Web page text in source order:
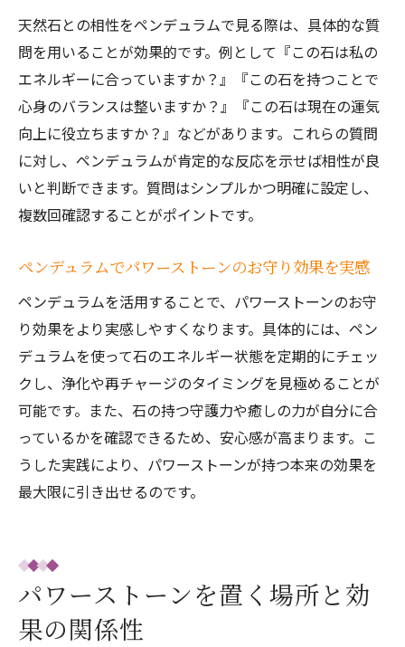
天然石との相性をペンデュラムで見る際は、具体的な質
問を用いることが効果的です。例として『この石は私の
エネルギーに合っていますか？』『この石を持つことで
心身のバランスは整いますか？』『この石は現在の運気
向上に役立ちますか？』などがあります。これらの質問
に対し、ペンデュラムが肯定的な反応を示せば相性が良
いと判断できます。質問はシンプルかつ明確に設定し、
複数回確認することがポイントです。
ペンデュラムでパワーストーンのお守り効果を実感
ペンデュラムを活用することで、パワーストーンのお守
り効果をより実感しやすくなります。具体的には、ペン
デュラムを使って石のエネルギー状態を定期的にチェッ
クし、浄化や再チャージのタイミングを見極めることが
可能です。また、石の持つ守護力や癒しの力が自分に合
っているかを確認できるため、安心感が高まります。こ
うした実践により、パワーストーンが持つ本来の効果を
最大限に引き出せるのです。
パワーストーンを置く場所と効
果の関係性